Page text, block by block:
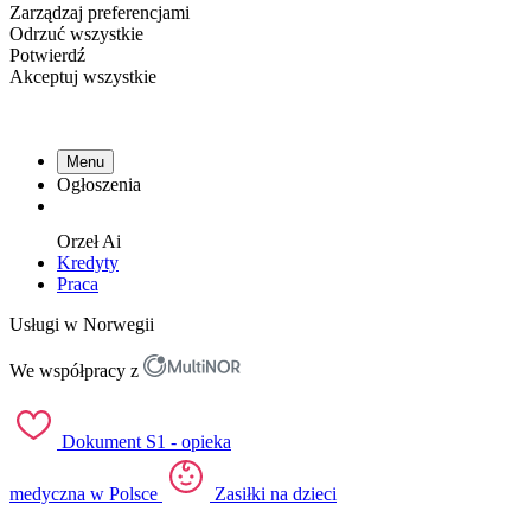
Zarządzaj preferencjami
Odrzuć wszystkie
Potwierdź
Akceptuj wszystkie
Menu
Ogłoszenia
OrzełAi
Kredyty
Praca
Usługi w Norwegii
We współpracy z
Dokument S1 - opieka
medyczna w Polsce Zasiłki na dzieci